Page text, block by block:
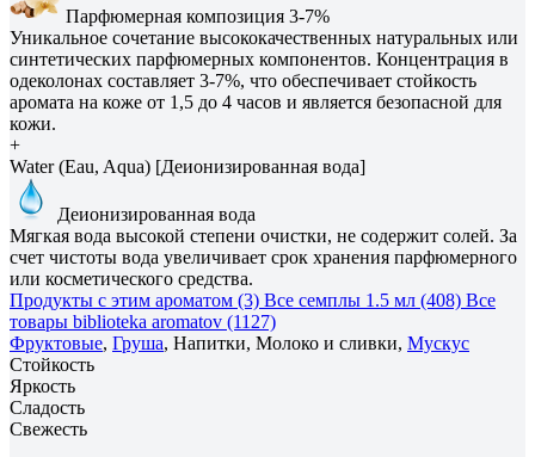
Парфюмерная композиция 3-7%
Уникальное сочетание высококачественных натуральных или
синтетических парфюмерных компонентов. Концентрация в
одеколонах составляет 3-7%, что обеспечивает стойкость
аромата на коже от 1,5 до 4 часов и является безопасной для
кожи.
+
Water (Eau, Aqua) [Деионизированная вода]
Деионизированная вода
Мягкая вода высокой степени очистки, не содержит солей. За
счет чистоты вода увеличивает срок хранения парфюмерного
или косметического средства.
Продукты с этим ароматом (3) Все семплы 1.5 мл (408) Все
товары biblioteka aromatov (1127)
Фруктовые, Груша, Напитки, Молоко и сливки, Мускус
Стойкость
Яркость
Сладость
Свежесть